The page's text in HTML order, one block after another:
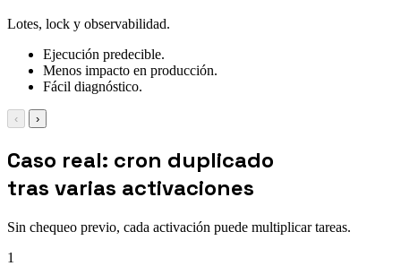
Lotes, lock y observabilidad.
Ejecución predecible.
Menos impacto en producción.
Fácil diagnóstico.
‹ ›
Caso real: cron duplicado
tras varias activaciones
Sin chequeo previo, cada activación puede multiplicar tareas.
1